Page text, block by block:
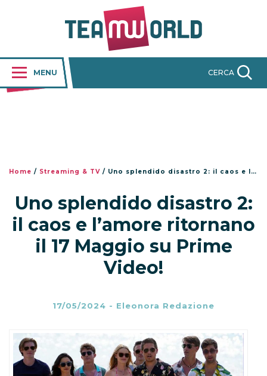
MENU CERCA
Home / Streaming & TV / Uno splendido disastro 2: il caos e l’amore ritornano il 17 Maggio su Prime Video!
Uno splendido disastro 2:
il caos e l’amore ritornano
il 17 Maggio su Prime
Video!
17/05/2024 - Eleonora Redazione